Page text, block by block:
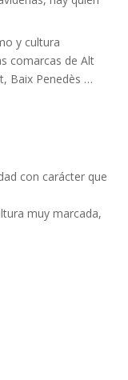
y cultura
comarcas de Alt
Baix Penedès …
con carácter que
muy marcada,